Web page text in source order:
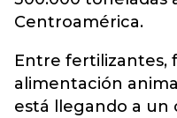
Centroamérica.
Entre fertilizantes,
alimentación
está llegando a un